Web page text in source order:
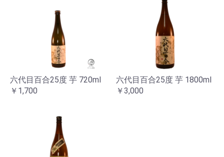
六代目百合25度 芋 720ml
￥1,700
六代目百合25度 芋 1800ml
￥3,000